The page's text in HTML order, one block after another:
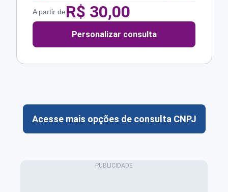
A partir deR$ 30,00
Personalizar consulta
Acesse mais opções de consulta CNPJ